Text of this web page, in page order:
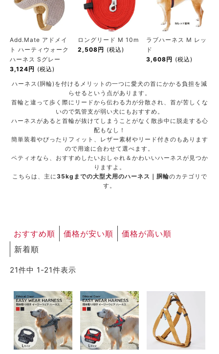
Add.Mate アドメイ
ト ハーティウォーク
ハーネス Sグレー
3,124円 (税込)
ロングリード M 10m
2,508円 (税込)
ラブハーネス M レッ
ド
3,608円 (税込)
ハーネス(胴輪)を付けるメリットの一つに愛犬の首にかかる負担を減
らせるという点があります。
首輪と違って歩く際にリードから伝わる力が分散され、首が苦しくな
いので気管支が弱い犬にもおすすめ。
ハーネスがあると首輪が抜けてしまうことがなく散歩中に脱走する心
配もなし！
簡単装着やぴったりフィット、レザー素材やリード付きのもあります
ので用途に合わせて選べます。
ペティオなら、おすすめしたいおしゃれ＆かわいいハーネスが見つか
りますよ。
こちらは、主に35kgまでの大型犬用のハーネス｜胴輪のカテゴリで
す。
おすすめ順 価格が安い順
価格が高い順
新着順
21件中 1 -21件表示